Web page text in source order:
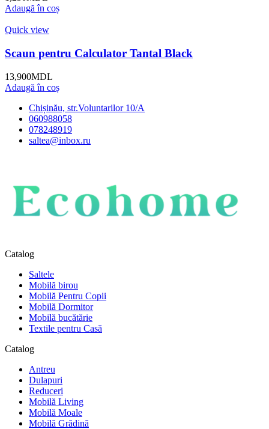
Adaugă în coș
Quick view
Scaun pentru Calculator Tantal Black
13,900MDL
Adaugă în coș
Chișinău, str.Voluntarilor 10/A
060988058
078248919
saltea@inbox.ru
Catalog
Saltele
Mobilă birou
Mobilă Pentru Copii
Mobilă Dormitor
Mobilă bucătărie
Textile pentru Casă
Catalog
Antreu
Dulapuri
Reduceri
Mobilă Living
Mobilă Moale
Mobilă Grădină